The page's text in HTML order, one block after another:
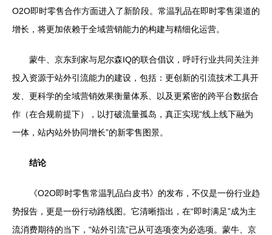
O2O即时零售合作方面进入了新阶段。常温乳品在即时零售渠道的
增长，将更加依赖于全域营销能力的构建与精细化运营。
蒙牛、京东到家与尼尔森IQ的联合倡议，呼吁行业共同关注并
投入资源于站外引流能力的建设，包括：更创新的引流技术工具开
发、更科学的全域营销效果衡量体系、以及更紧密的跨平台数据合
作（在合规前提下），以打破流量孤岛，真正实现“线上线下融为
一体，站内站外协同增长”的新零售图景。
结论
《O2O即时零售常温乳品白皮书》的发布，不仅是一份行业趋
势报告，更是一份行动路线图。它清晰指出，在“即时满足”成为主
流消费期待的当下，“站外引流”已从可选项变为必选项。蒙牛、京